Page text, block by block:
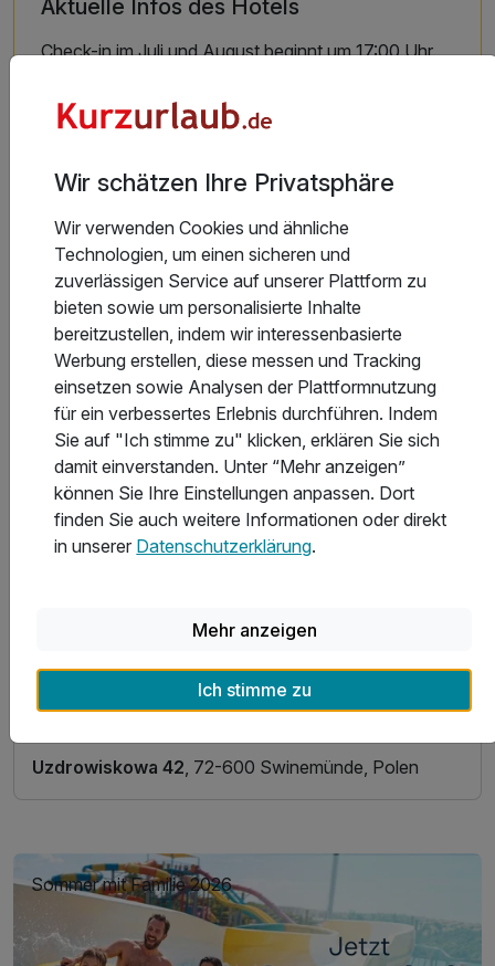
Aktuelle Infos des Hotels
Check-in im Juli und August beginnt um 17:00 Uhr.
Hoteladresse
Swinemünde, Westpommersche Ostseeküste |
Uzdrowiskowa 42, 72-600 Swinemünde, Polen
Sommer mit Familie 2026
Wir schätzen Ihre Privatsphäre
Wir verwenden Cookies und ähnliche
Technologien, um einen sicheren und
zuverlässigen Service auf unserer Plattform zu
bieten sowie um personalisierte Inhalte
bereitzustellen, indem wir interessenbasierte
Werbung erstellen, diese messen und Tracking
einsetzen sowie Analysen der Plattformnutzung
für ein verbessertes Erlebnis durchführen. Indem
Sie auf "Ich stimme zu" klicken, erklären Sie sich
damit einverstanden. Unter “Mehr anzeigen”
können Sie Ihre Einstellungen anpassen. Dort
finden Sie auch weitere Informationen oder direkt
in unserer Datenschutzerklärung.
Mehr anzeigen
Ich stimme zu